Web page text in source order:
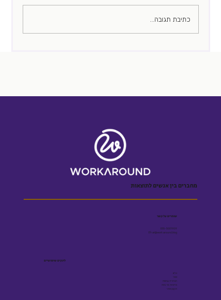
המראיין המוכשר שלכם הוא לא רק נכס
כתיבת תגובה...
מחברים בין אנשים לתוצאות
שומרים על קשר
055-5001909
Efrat@workaround.blog
לינקים שימושיים
בלוג
ספר
הצהרת נגישות
מדיניות פרטיות
תקנון אתר